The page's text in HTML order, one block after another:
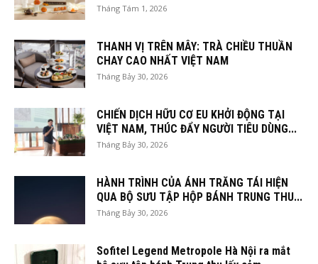
Tháng Tám 1, 2026
THANH VỊ TRÊN MÂY: TRÀ CHIỀU THUẦN
CHAY CAO NHẤT VIỆT NAM
Tháng Bảy 30, 2026
CHIẾN DỊCH HỮU CƠ EU KHỞI ĐỘNG TẠI
VIỆT NAM, THÚC ĐẨY NGƯỜI TIÊU DÙNG...
Tháng Bảy 30, 2026
HÀNH TRÌNH CỦA ÁNH TRĂNG TÁI HIỆN
QUA BỘ SƯU TẬP HỘP BÁNH TRUNG THU...
Tháng Bảy 30, 2026
Sofitel Legend Metropole Hà Nội ra mắt